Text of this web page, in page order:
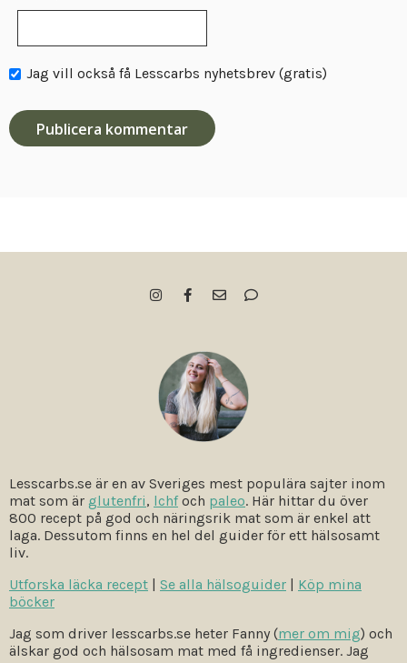
Jag vill också få Lesscarbs nyhetsbrev (gratis)
Lesscarbs.se är en av Sveriges mest populära sajter inom
mat som är glutenfri, lchfoch paleo. Här hittar du över
800 recept på god och näringsrik mat som är enkel att
laga. Dessutom finns en hel del guider för ett hälsosamt
liv.
Utforska läcka recept | Se alla hälsoguider | Köp mina
böcker
Jag som driver lesscarbs.se heter Fanny (mer om mig) och
älskar god och hälsosam mat med få ingredienser. Jag